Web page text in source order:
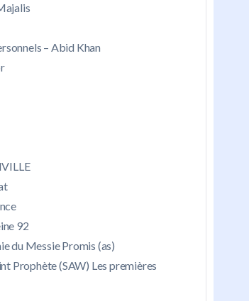
– Abid Khan
92
du Messie Promis (as)
Prophète (SAW) Les premières